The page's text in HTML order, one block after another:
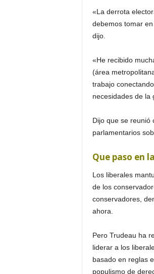
«La derrota
debemos tomar
dijo.
«He recibido
(área
trabajo
necesidades de la
Dijo que se reunió
parlamentarios
Que paso en
Los liberales
de los
conservadores,
ahora.
Pero Trudeau ha
liderar a los
basado en reglas
populismo de